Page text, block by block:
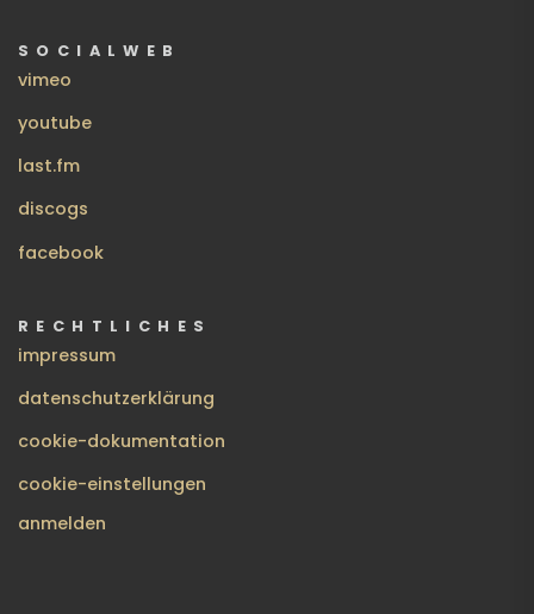
SOCIALWEB
vimeo
youtube
last.fm
discogs
facebook
RECHTLICHES
impressum
datenschutzerklärung
cookie-dokumentation
cookie-einstellungen
BENUTZERMENÜ
anmelden